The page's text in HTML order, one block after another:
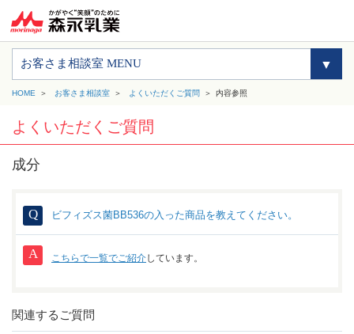
お客さま相談室 MENU
HOME お客さま相談室 よくいただくご質問 内容参照
よくいただくご質問
成分
ビフィズス菌BB536の入った商品を教えてください。
こちらで一覧でご紹介しています。
関連するご質問